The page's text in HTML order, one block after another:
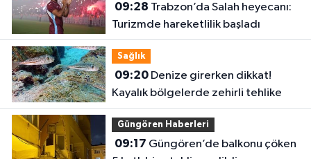
09:28
Turizmde hareketlilik başladı
Sağlık
09:20Denize girerken dikkat!
Kayalık bölgelerde zehirli tehlike
Güngören Haberleri
09:17